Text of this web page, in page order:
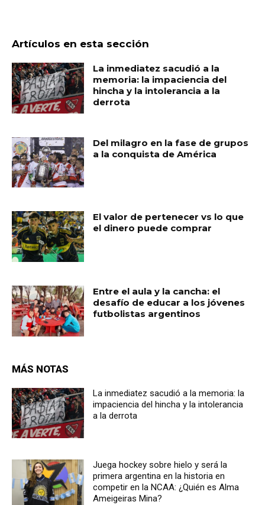
Artículos en esta sección
La inmediatez sacudió a la
memoria: la impaciencia del
hincha y la intolerancia a la
derrota
Del milagro en la fase de grupos
a la conquista de América
El valor de pertenecer vs lo que
el dinero puede comprar
Entre el aula y la cancha: el
desafío de educar a los jóvenes
futbolistas argentinos
MÁS NOTAS
La inmediatez sacudió a la memoria: la
impaciencia del hincha y la intolerancia
a la derrota
Juega hockey sobre hielo y será la
primera argentina en la historia en
competir en la NCAA: ¿Quién es Alma
Ameigeiras Mina?